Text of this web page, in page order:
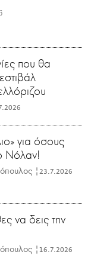
που θα
για όσους
Νόλαν!
| 23.7.2026
να δεις την
| 16.7.2026